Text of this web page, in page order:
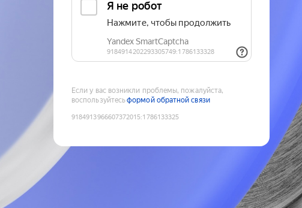
Если у вас возникли проблемы, пожалуйста,
воспользуйтесьформой обратной связи
9184913966607372015:1786133325